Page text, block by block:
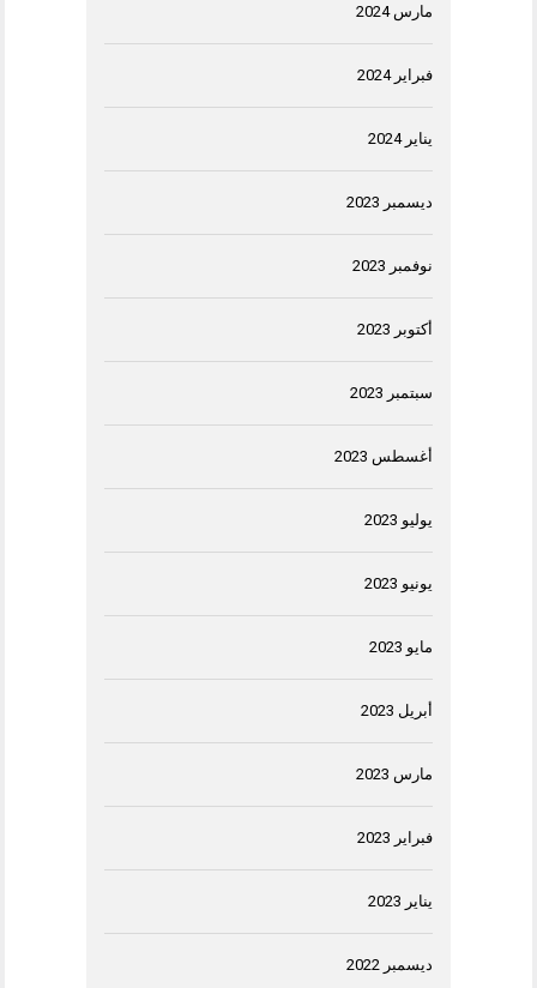
مارس 2024
فبراير 2024
يناير 2024
ديسمبر 2023
نوفمبر 2023
أكتوبر 2023
سبتمبر 2023
أغسطس 2023
يوليو 2023
يونيو 2023
مايو 2023
أبريل 2023
مارس 2023
فبراير 2023
يناير 2023
ديسمبر 2022